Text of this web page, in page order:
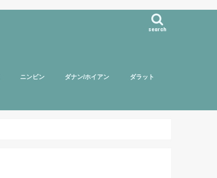
search
ニンビン ダナン/ホイアン ダラット